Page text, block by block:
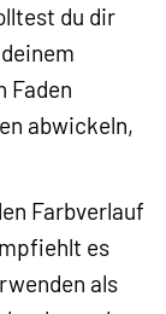
du dir
Faden
abwickeln,
Farbverlauf
es
als